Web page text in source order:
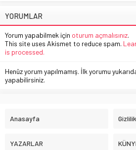
YORUMLAR
Yorum yapabilmek için oturum açmalısınız.
This site uses Akismet to reduce spam.
is processed.
Henüz yorum yapılmamış. İlk yorumu
yapabilirsiniz.
Anasayfa
YAZARLAR